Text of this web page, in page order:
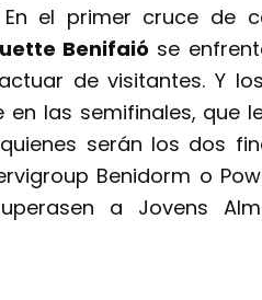
el primer cruce de
Benifaió se
de visitantes. Y
las semifinales, que
serán los dos
Benidorm o
a Jovens